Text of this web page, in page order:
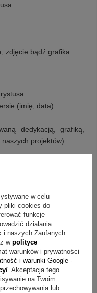
zdjęcie bądź grafika
(imię, data)
dedykacją, grafiką,
projektów)
na rewersie
dołączoną do
zawierać Twoją
lub zdjęcie, a
projektów.
w celu
pliki cookies do
funkcje
działania
i naszych Zaufanych
w polityce
warunków i prywatności
i warunki Google -
. Akceptacja tego
na Twoim
lub